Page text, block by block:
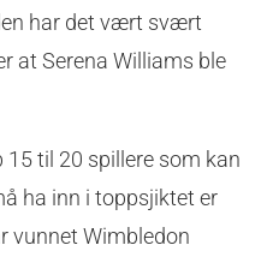
har det vært svært
at Serena Williams ble
til 20 spillere som kan
ha inn i toppsjiktet er
vunnet Wimbledon